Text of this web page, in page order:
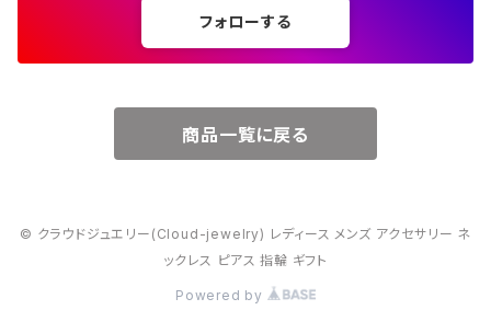
フォローする
商品一覧に戻る
© クラウドジュエリー(Cloud-jewelry) レディース メンズ アクセサリー ネ
ックレス ピアス 指輪 ギフト
Powered by